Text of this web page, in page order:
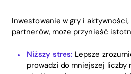
Inwestowanie w gry i
partnerów, może przynieść
Niższy stres: Lepsze
prowadzi do mniejszej liczby